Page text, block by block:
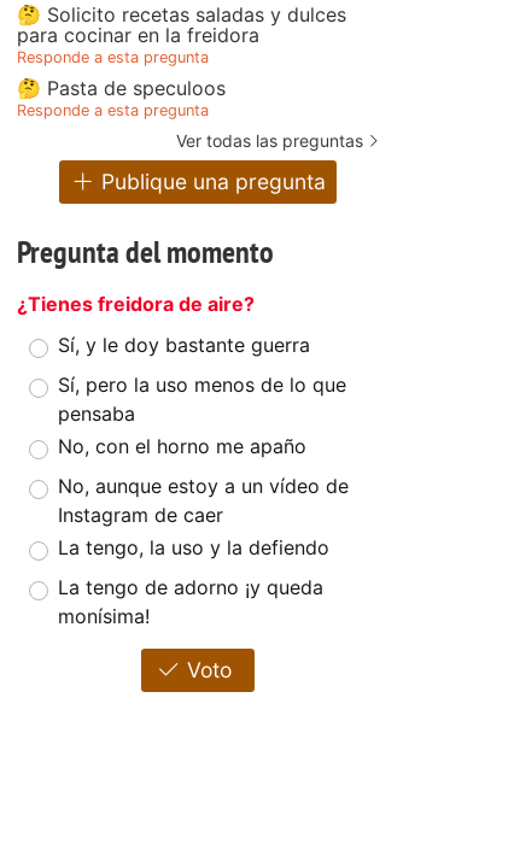
🤔 Solicito recetas saladas y dulces
para cocinar en la freidora
Responde a esta pregunta
🤔 Pasta de speculoos
Responde a esta pregunta
Ver todas las preguntas
Publique una pregunta
Pregunta del momento
¿Tienes freidora de aire?
Sí, y le doy bastante guerra
Sí, pero la uso menos de lo que
pensaba
No, con el horno me apaño
No, aunque estoy a un vídeo de
Instagram de caer
La tengo, la uso y la defiendo
La tengo de adorno ¡y queda
monísima!
Voto